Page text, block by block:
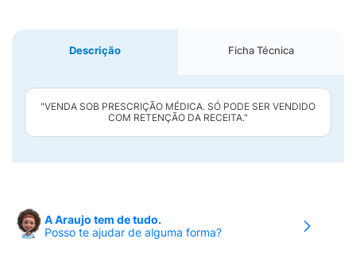
Descrição Ficha Técnica
"VENDA SOB PRESCRIÇÃO MÉDICA. SÓ PODE SER VENDIDO
COM RETENÇÃO DA RECEITA."
A Araujo tem de tudo.
Posso te ajudar de alguma forma?